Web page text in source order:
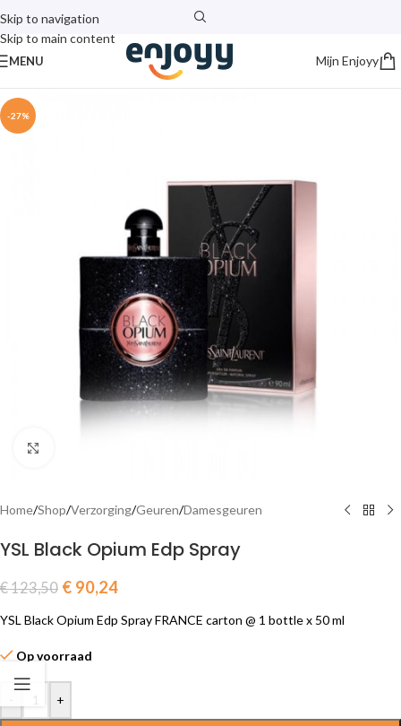
Skip to navigation
Skip to main content
MENU Mijn Enjoyy
-27%
Home/Shop/Verzorging/Geuren/Damesgeuren
YSL Black Opium Edp Spray
€123,50 € 90,24
YSL Black Opium Edp Spray FRANCE carton @ 1 bottle x 50 ml
Op voorraad
+